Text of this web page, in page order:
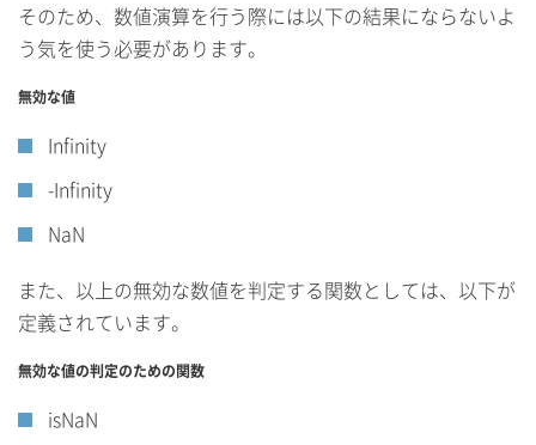
そのため、数値演算を行う際には以下の結果にならないよ
う気を使う必要があります。
無効な値
Infinity
-Infinity
NaN
また、以上の無効な数値を判定する関数としては、以下が
定義されています。
無効な値の判定のための関数
isNaN